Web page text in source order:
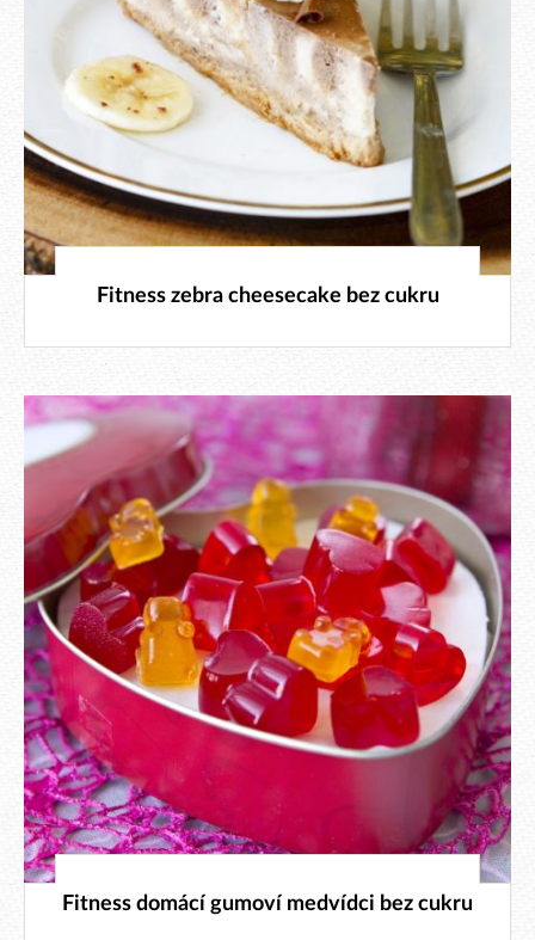
Fitness zebra cheesecake bez cukru
6. 2. 2024
Fitness domácí gumoví medvídci bez cukru